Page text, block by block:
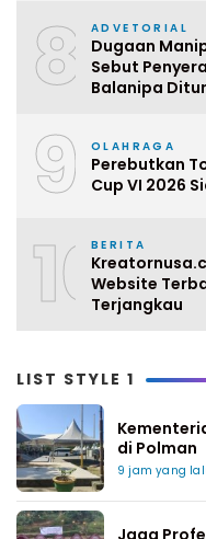
8 ADVETORIAL
Dugaan
Sebut
Balanipa
9 OLAHRAGA
Perebutkan
Cup VI 2026
10BERITA
Website
Terjangkau
LIST STYLE 1
di Polman
9 jam yang
Jaga